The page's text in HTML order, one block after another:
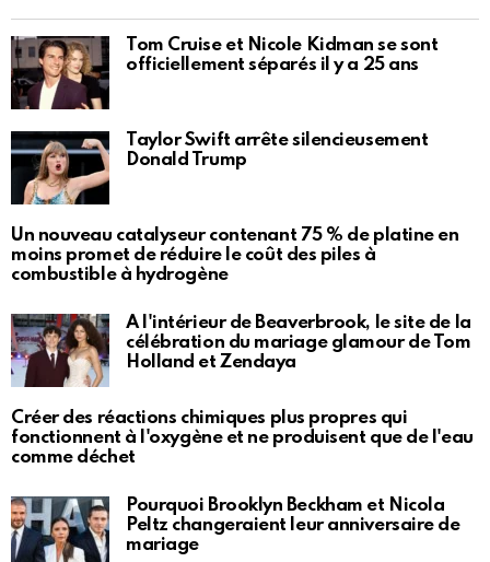
Tom Cruise et Nicole Kidman se sont
officiellement séparés il y a 25 ans
Taylor Swift arrête silencieusement
Donald Trump
Un nouveau catalyseur contenant 75 % de platine en
moins promet de réduire le coût des piles à
combustible à hydrogène
À l'intérieur de Beaverbrook, le site de la
célébration du mariage glamour de Tom
Holland et Zendaya
Créer des réactions chimiques plus propres qui
fonctionnent à l'oxygène et ne produisent que de l'eau
comme déchet
Pourquoi Brooklyn Beckham et Nicola
Peltz changeraient leur anniversaire de
mariage